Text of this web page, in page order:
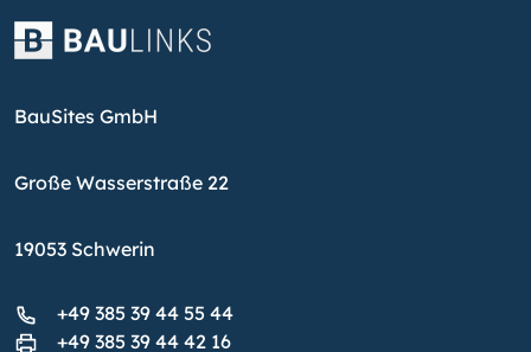
BauSites GmbH
Große Wasserstraße 22
19053 Schwerin
+49 385 39 44 55 44
+49 385 39 44 42 16